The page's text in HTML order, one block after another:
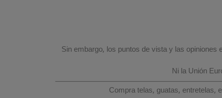
Sin embargo, los puntos de vista y las
Ni la Unión
Compra telas, guatas, entretelas,